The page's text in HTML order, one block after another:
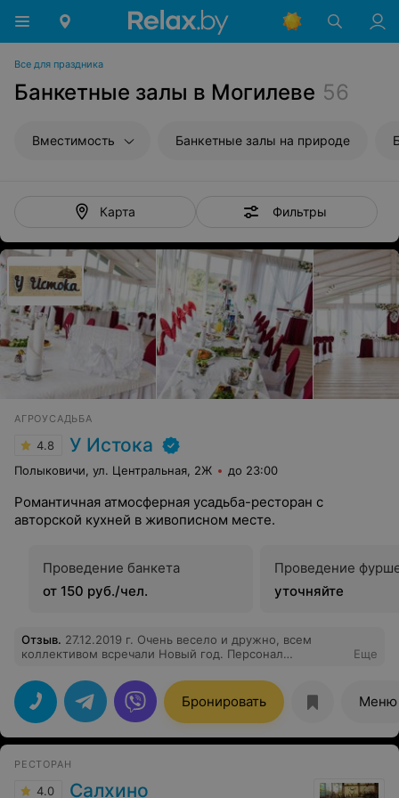
Все для праздника
Банкетные залы в Могилеве 56
Вместимость Банкетные залы на природе
Карта Фильтры
АГРОУСАДЬБА
4.8 У Истока
Полыковичи, ул. Центральная, 2Ж до 23:00
Романтичная атмосферная усадьба-ресторан с
авторской кухней в живописном месте.
Проведение банкета
от 150 руб./чел.
Проведение
уточняйте
Отзыв. 27.12.2019 г. Очень весело и дружно, всем
коллективом всречали Новый год. Персонал
пожеланиям и просьбам. Администратору Ольге
отдельное спасибо за организацию нашего досуга.
Предугадывались все наши желания. Мы просто
отдыхали. Кухня отличная, всё свежее и готовилось
действительно к столу. Порции большие и сытные.
сели после рабочего дня и, тем не менее всё
заказанное съесть были не в силах. Девочки
Еще
Бронировать Меню
РЕСТОРАН
4.0 Салхино